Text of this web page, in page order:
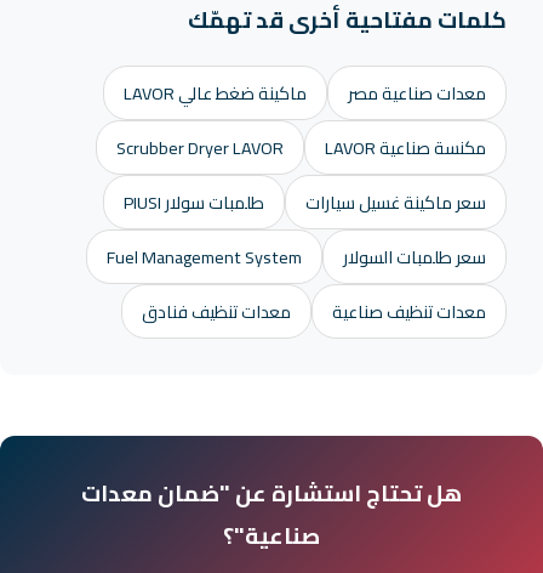
كلمات مفتاحية أخرى قد تهمّك
معدات صناعية مصر
ماكينة ضغط عالي LAVOR
مكنسة صناعية LAVOR
Scrubber Dryer LAVOR
سعر ماكينة غسيل سيارات
طلمبات سولار PIUSI
سعر طلمبات السولار
Fuel Management System
معدات تنظيف صناعية
معدات تنظيف فنادق
هل تحتاج استشارة عن "ضمان معدات
صناعية"؟